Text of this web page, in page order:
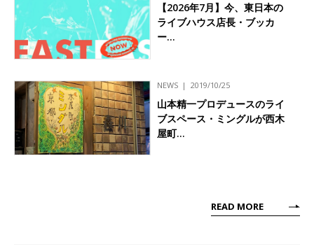
【2026年7月】今、東日本の
ライブハウス店長・ブッカ
ー…
NEWS 2019/10/25
山本精一プロデュースのライ
ブスペース・ミングルが西木
屋町…
READ MORE